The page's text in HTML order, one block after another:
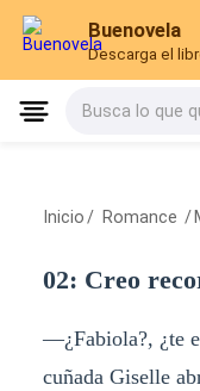
Buenovela
Descarga el
Busca lo que
Inicio / Romance /
02: Creo
—¿Fabiola?, ¿te
cuñada Giselle